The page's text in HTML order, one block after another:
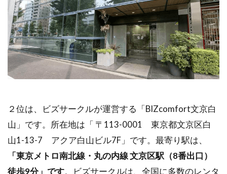
２位は、ビズサークルが運営する「BIZcomfort文京白
山」です。所在地は「 〒113-0001 東京都文京区白
山1-13-7 アクア白山ビル7F」です。最寄り駅は、
「東京メトロ南北線・丸の内線 文京区駅（8番出口）
徒歩9分」です。ビズサークルは、全国に多数のレンタ